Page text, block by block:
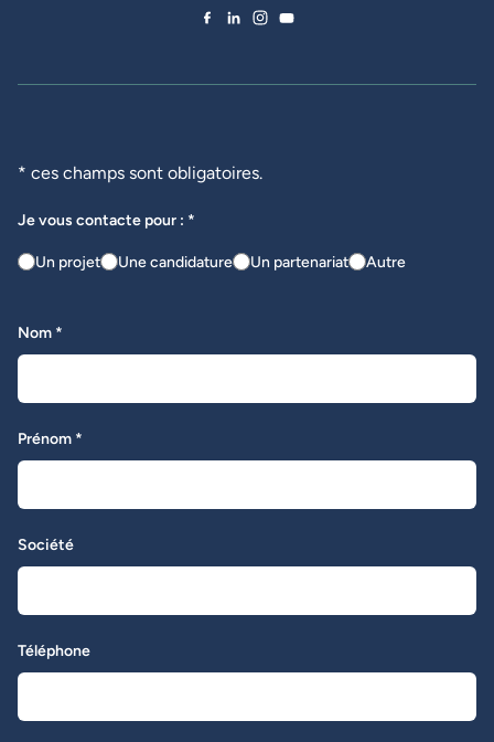
* ces champs sont obligatoires.
Je vous contacte pour : *
Un projet Une candidature Un partenariat Autre
Nom *
Prénom *
Société
Téléphone